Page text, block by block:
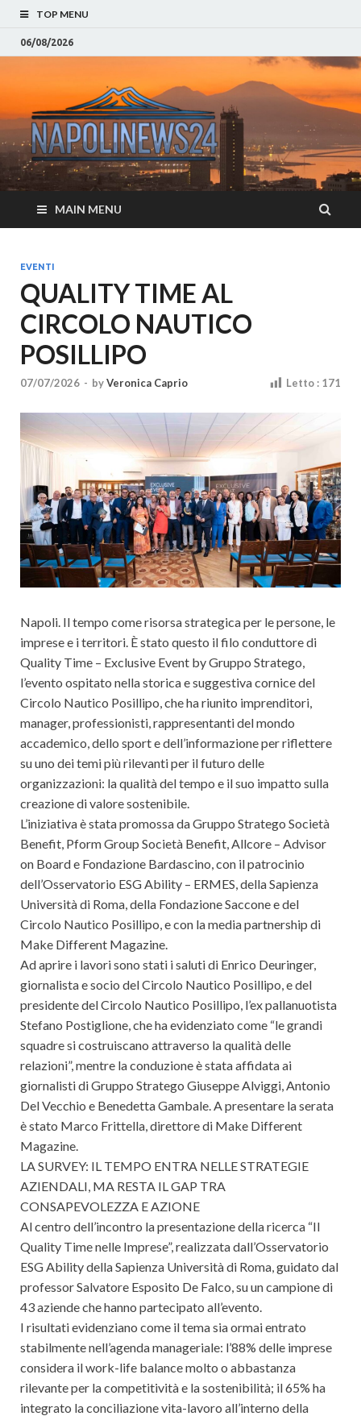
TOP MENU
06/08/2026
–
Napoli
Moda e
Cultura
Notizie sulla citta di
Napoli e Campania
Eventi, Sport
MAIN MENU
EVENTI
QUALITY TIME AL
CIRCOLO NAUTICO
POSILLIPO
07/07/2026 - byVeronica Caprio Letto : 171
Napoli. Il tempo come risorsa strategica per le persone, le
imprese e i territori. È stato questo il filo conduttore di
Quality Time – Exclusive Event by Gruppo Stratego,
l’evento ospitato nella storica e suggestiva cornice del
Circolo Nautico Posillipo, che ha riunito imprenditori,
manager, professionisti, rappresentanti del mondo
accademico, dello sport e dell’informazione per riflettere
su uno dei temi più rilevanti per il futuro delle
organizzazioni: la qualità del tempo e il suo impatto sulla
creazione di valore sostenibile.
L’iniziativa è stata promossa da Gruppo Stratego Società
Benefit, Pform Group Società Benefit, Allcore – Advisor
on Board e Fondazione Bardascino, con il patrocinio
dell’Osservatorio ESG Ability – ERMES, della Sapienza
Università di Roma, della Fondazione Saccone e del
Circolo Nautico Posillipo, e con la media partnership di
Make Different Magazine.
Ad aprire i lavori sono stati i saluti di Enrico Deuringer,
giornalista e socio del Circolo Nautico Posillipo, e del
presidente del Circolo Nautico Posillipo, l’ex pallanuotista
Stefano Postiglione, che ha evidenziato come “le grandi
squadre si costruiscano attraverso la qualità delle
relazioni”, mentre la conduzione è stata affidata ai
giornalisti di Gruppo Stratego Giuseppe Alviggi, Antonio
Del Vecchio e Benedetta Gambale. A presentare la serata
è stato Marco Frittella, direttore di Make Different
Magazine.
LA SURVEY: IL TEMPO ENTRA NELLE STRATEGIE
AZIENDALI, MA RESTA IL GAP TRA
CONSAPEVOLEZZA E AZIONE
Al centro dell’incontro la presentazione della ricerca “Il
Quality Time nelle Imprese”, realizzata dall’Osservatorio
ESG Ability della Sapienza Università di Roma, guidato dal
professor Salvatore Esposito De Falco, su un campione di
43 aziende che hanno partecipato all’evento.
I risultati evidenziano come il tema sia ormai entrato
stabilmente nell’agenda manageriale: l’88% delle imprese
considera il work-life balance molto o abbastanza
rilevante per la competitività e la sostenibilità; il 65% ha
integrato la conciliazione vita-lavoro all’interno della